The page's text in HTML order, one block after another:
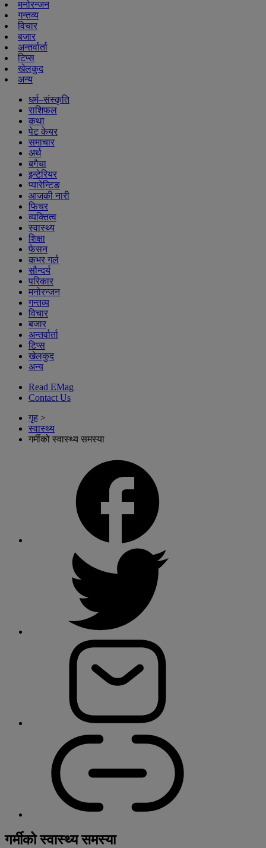
मनोरन्जन
गन्तव्य
विचार
बजार
अन्तर्वार्ता
टिप्स
खेलकुद
अन्य
धर्म–संस्कृति
राशिफल
कथा
पेट केयर
समाचार
अर्थ
बगैचा
इन्टेरियर
प्यारेन्टिङ
आजकी नारी
फिचर
व्यक्तित्व
स्वास्थ्य
शिक्षा
फेसन
कभर गर्ल
सौन्दर्य
परिकार
मनोरन्जन
गन्तव्य
विचार
बजार
अन्तर्वार्ता
टिप्स
खेलकुद
अन्य
Read EMag
Contact Us
गृह >
स्वास्थ्य
गर्मीको स्वास्थ्य समस्या
गर्मीको स्वास्थ्य समस्या